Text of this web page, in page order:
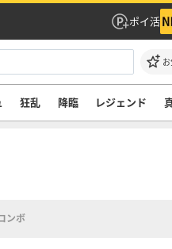
ポイ活
狂乱 降臨 レジェンド
ンボ